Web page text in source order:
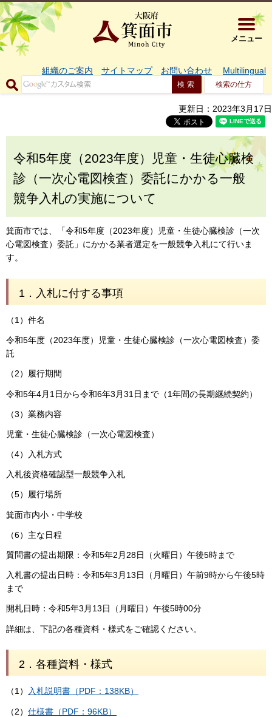
大阪府箕
メニュー
組織のご案内 サイトマップ お問い合わせ Multilingual
検索の仕方
更新日：2023年3月17日
令和5年度（2023年度）児童・生徒心臓検
診（一次心電図検査）委託にかかる一般
競争入札の実施について
箕面市では、「令和5年度（2023年度）児童・生徒心臓検診（一次
心電図検査）委託」にかかる業者選定を一般競争入札にて行いま
す。
1．入札に付する事項
（1）件名
令和5年度（2023年度）児童・生徒心臓検診（一次心電図検査）委
託
（2）履行期間
令和5年4月1日から令和6年3月31日まで（1年間の長期継続契約）
（3）業務内容
児童・生徒心臓検診（一次心電図検査）
（4）入札方式
入札後資格確認型一般競争入札
（5）履行場所
箕面市内小・中学校
（6）主な日程
質問書の提出期限：令和5年2月28日（火曜日）午後5時まで
入札書の提出日時：令和5年3月13日（月曜日）午前9時から午後5時
まで
開札日時：令和5年3月13日（月曜日）午後5時00分
詳細は、下記の各種資料・様式をご確認ください。
2．各種資料・様式
（1） 入札説明書（PDF：138KB）
（2） 仕様書（PDF：96KB）